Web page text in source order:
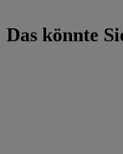
Das könnte